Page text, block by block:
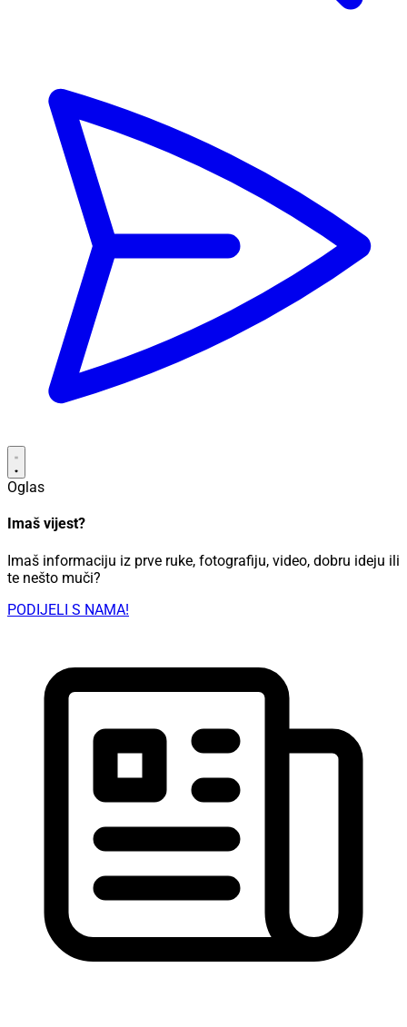
Oglas
Imaš vijest?
Imaš informaciju iz prve ruke, fotografiju, video, dobru ideju ili
te nešto muči?
PODIJELI S NAMA!